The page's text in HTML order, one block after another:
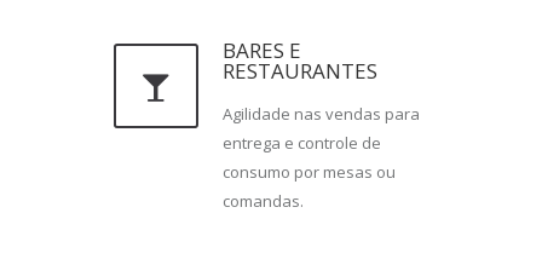
BARES E
RESTAURANTES
Agilidade nas vendas para
entrega e controle de
consumo por mesas ou
comandas.